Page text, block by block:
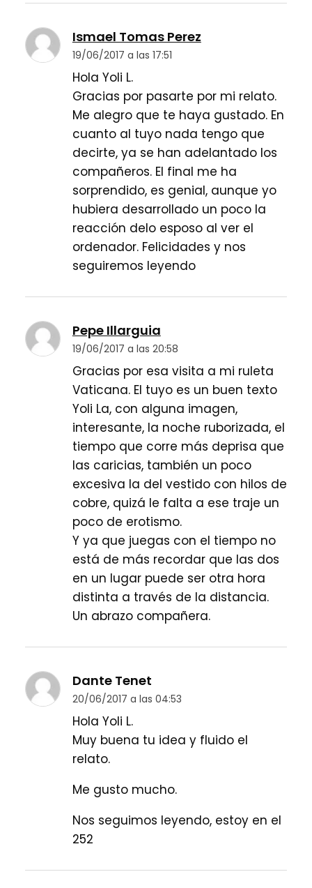
Ismael Tomas Perez
19/06/2017 a las 17:51
Hola Yoli L.
Gracias por pasarte por mi relato.
Me alegro que te haya gustado. En
cuanto al tuyo nada tengo que
decirte, ya se han adelantado los
compañeros. El final me ha
sorprendido, es genial, aunque yo
hubiera desarrollado un poco la
reacción delo esposo al ver el
ordenador. Felicidades y nos
seguiremos leyendo
Pepe Illarguia
19/06/2017 a las 20:58
Gracias por esa visita a mi ruleta
Vaticana. El tuyo es un buen texto
Yoli La, con alguna imagen,
interesante, la noche ruborizada, el
tiempo que corre más deprisa que
las caricias, también un poco
excesiva la del vestido con hilos de
cobre, quizá le falta a ese traje un
poco de erotismo.
Y ya que juegas con el tiempo no
está de más recordar que las dos
en un lugar puede ser otra hora
distinta a través de la distancia.
Un abrazo compañera.
Dante Tenet
20/06/2017 a las 04:53
Hola Yoli L.
Muy buena tu idea y fluido el
relato.
Me gusto mucho.
Nos seguimos leyendo, estoy en el
252